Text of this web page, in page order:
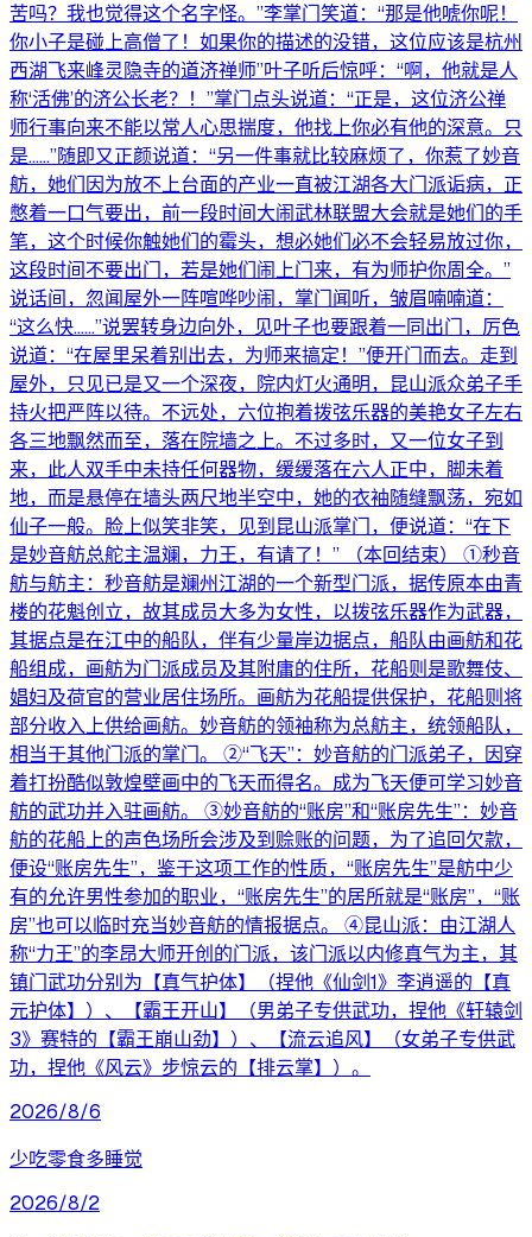
苦吗？我也觉得这个名字怪。”李掌门笑道：“那是他唬你呢！
你小子是碰上高僧了！如果你的描述的没错，这位应该是杭州
西湖飞来峰灵隐寺的道济禅师”叶子听后惊呼：“啊，他就是人
称‘活佛’的济公长老？！”掌门点头说道：“正是，这位济公禅
师行事向来不能以常人心思揣度，他找上你必有他的深意。只
是......”随即又正颜说道：“另一件事就比较麻烦了，你惹了妙音
舫，她们因为放不上台面的产业一直被江湖各大门派诟病，正
憋着一口气要出，前一段时间大闹武林联盟大会就是她们的手
笔，这个时候你触她们的霉头，想必她们必不会轻易放过你，
这段时间不要出门，若是她们闹上门来，有为师护你周全。”
说话间，忽闻屋外一阵喧哗吵闹，掌门闻听，皱眉喃喃道：
“这么快......”说罢转身边向外，见叶子也要跟着一同出门，厉色
说道：“在屋里呆着别出去，为师来搞定！”便开门而去。走到
屋外，只见已是又一个深夜，院内灯火通明，昆山派众弟子手
持火把严阵以待。不远处，六位抱着拨弦乐器的美艳女子左右
各三地飘然而至，落在院墙之上。不过多时，又一位女子到
来，此人双手中未持任何器物，缓缓落在六人正中，脚未着
地，而是悬停在墙头两尺地半空中，她的衣袖随缝飘荡，宛如
仙子一般。脸上似笑非笑，见到昆山派掌门，便说道：“在下
是妙音舫总舵主温斓，力王，有请了！” （本回结束） ①秒音
舫与舫主：秒音舫是斓州江湖的一个新型门派，据传原本由青
楼的花魁创立，故其成员大多为女性，以拨弦乐器作为武器，
其据点是在江中的船队，伴有少量岸边据点，船队由画舫和花
船组成，画舫为门派成员及其附庸的住所，花船则是歌舞伎、
娼妇及荷官的营业居住场所。画舫为花船提供保护，花船则将
部分收入上供给画舫。妙音舫的领袖称为总舫主，统领船队，
相当于其他门派的掌门。 ②“飞天”：妙音舫的门派弟子，因穿
着打扮酷似敦煌壁画中的飞天而得名。成为飞天便可学习妙音
舫的武功并入驻画舫。 ③妙音舫的“账房”和“账房先生”：妙音
舫的花船上的声色场所会涉及到赊账的问题，为了追回欠款，
便设“账房先生”，鉴于这项工作的性质，“账房先生”是舫中少
有的允许男性参加的职业，“账房先生”的居所就是“账房”，“账
房”也可以临时充当妙音舫的情报据点。 ④昆山派：由江湖人
称“力王”的李昂大师开创的门派，该门派以内修真气为主，其
镇门武功分别为【真气护体】（捏他《仙剑1》李逍遥的【真
元护体】）、【霸王开山】（男弟子专供武功，捏他《轩辕剑
3》赛特的【霸王崩山劲】）、【流云追风】（女弟子专供武
功，捏他《风云》步惊云的【排云掌】）。
2026/8/6
少吃零食多睡觉
2026/8/2